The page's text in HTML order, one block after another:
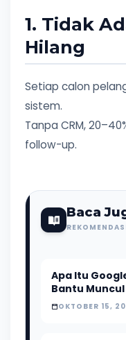
1. Tidak
Hilang
Setiap calon
sistem.
Tanpa CRM,
follow-up.
Baca
Apa Itu
Bantu
OKTOBER 15,